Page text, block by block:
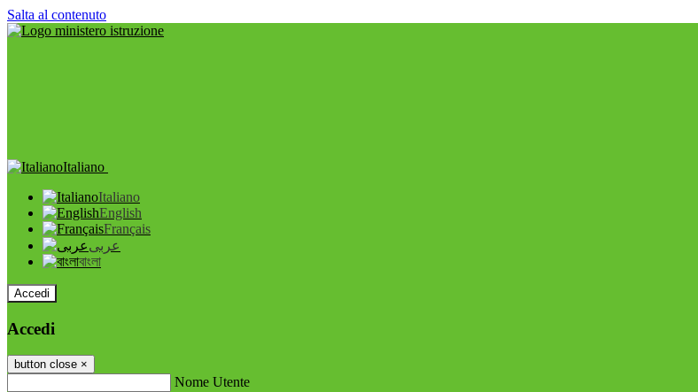
Salta al contenuto
Italiano
Italiano
English
Français
عربى
বাংলা
Accedi
Accedi
button close ×
Nome Utente